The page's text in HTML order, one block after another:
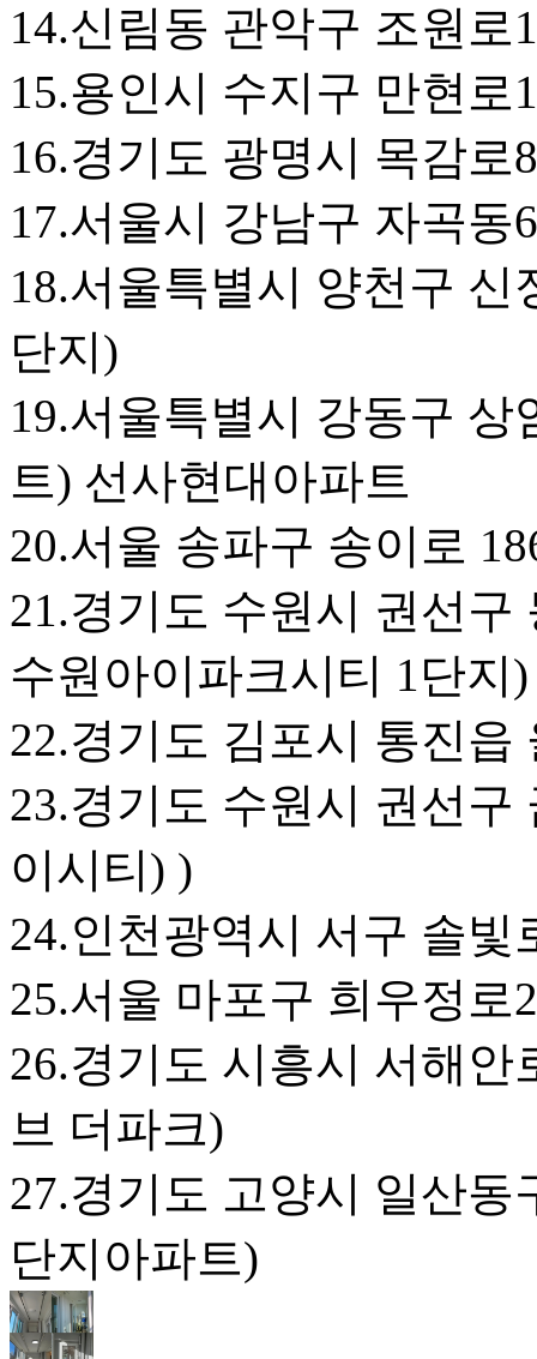
14.신림동 관악구 조원로
15.용인시 수지구 만현로
16.경기도 광명시 목감로
17.서울시 강남구 자곡동
18.서울특별시 양천구
단지)
19.서울특별시 강동구
트) 선사현대아파트
20.서울 송파구 송이로
21.경기도 수원시 권선구
수원아이파크시티 1단지
22.경기도 김포시 통진읍
23.경기도 수원시 권선
이시티) )
24.인천광역시 서구 솔빛
25.서울 마포구 희우정로
26.경기도 시흥시 서해안
브 더파크)
27.경기도 고양시 일산동
단지아파트)